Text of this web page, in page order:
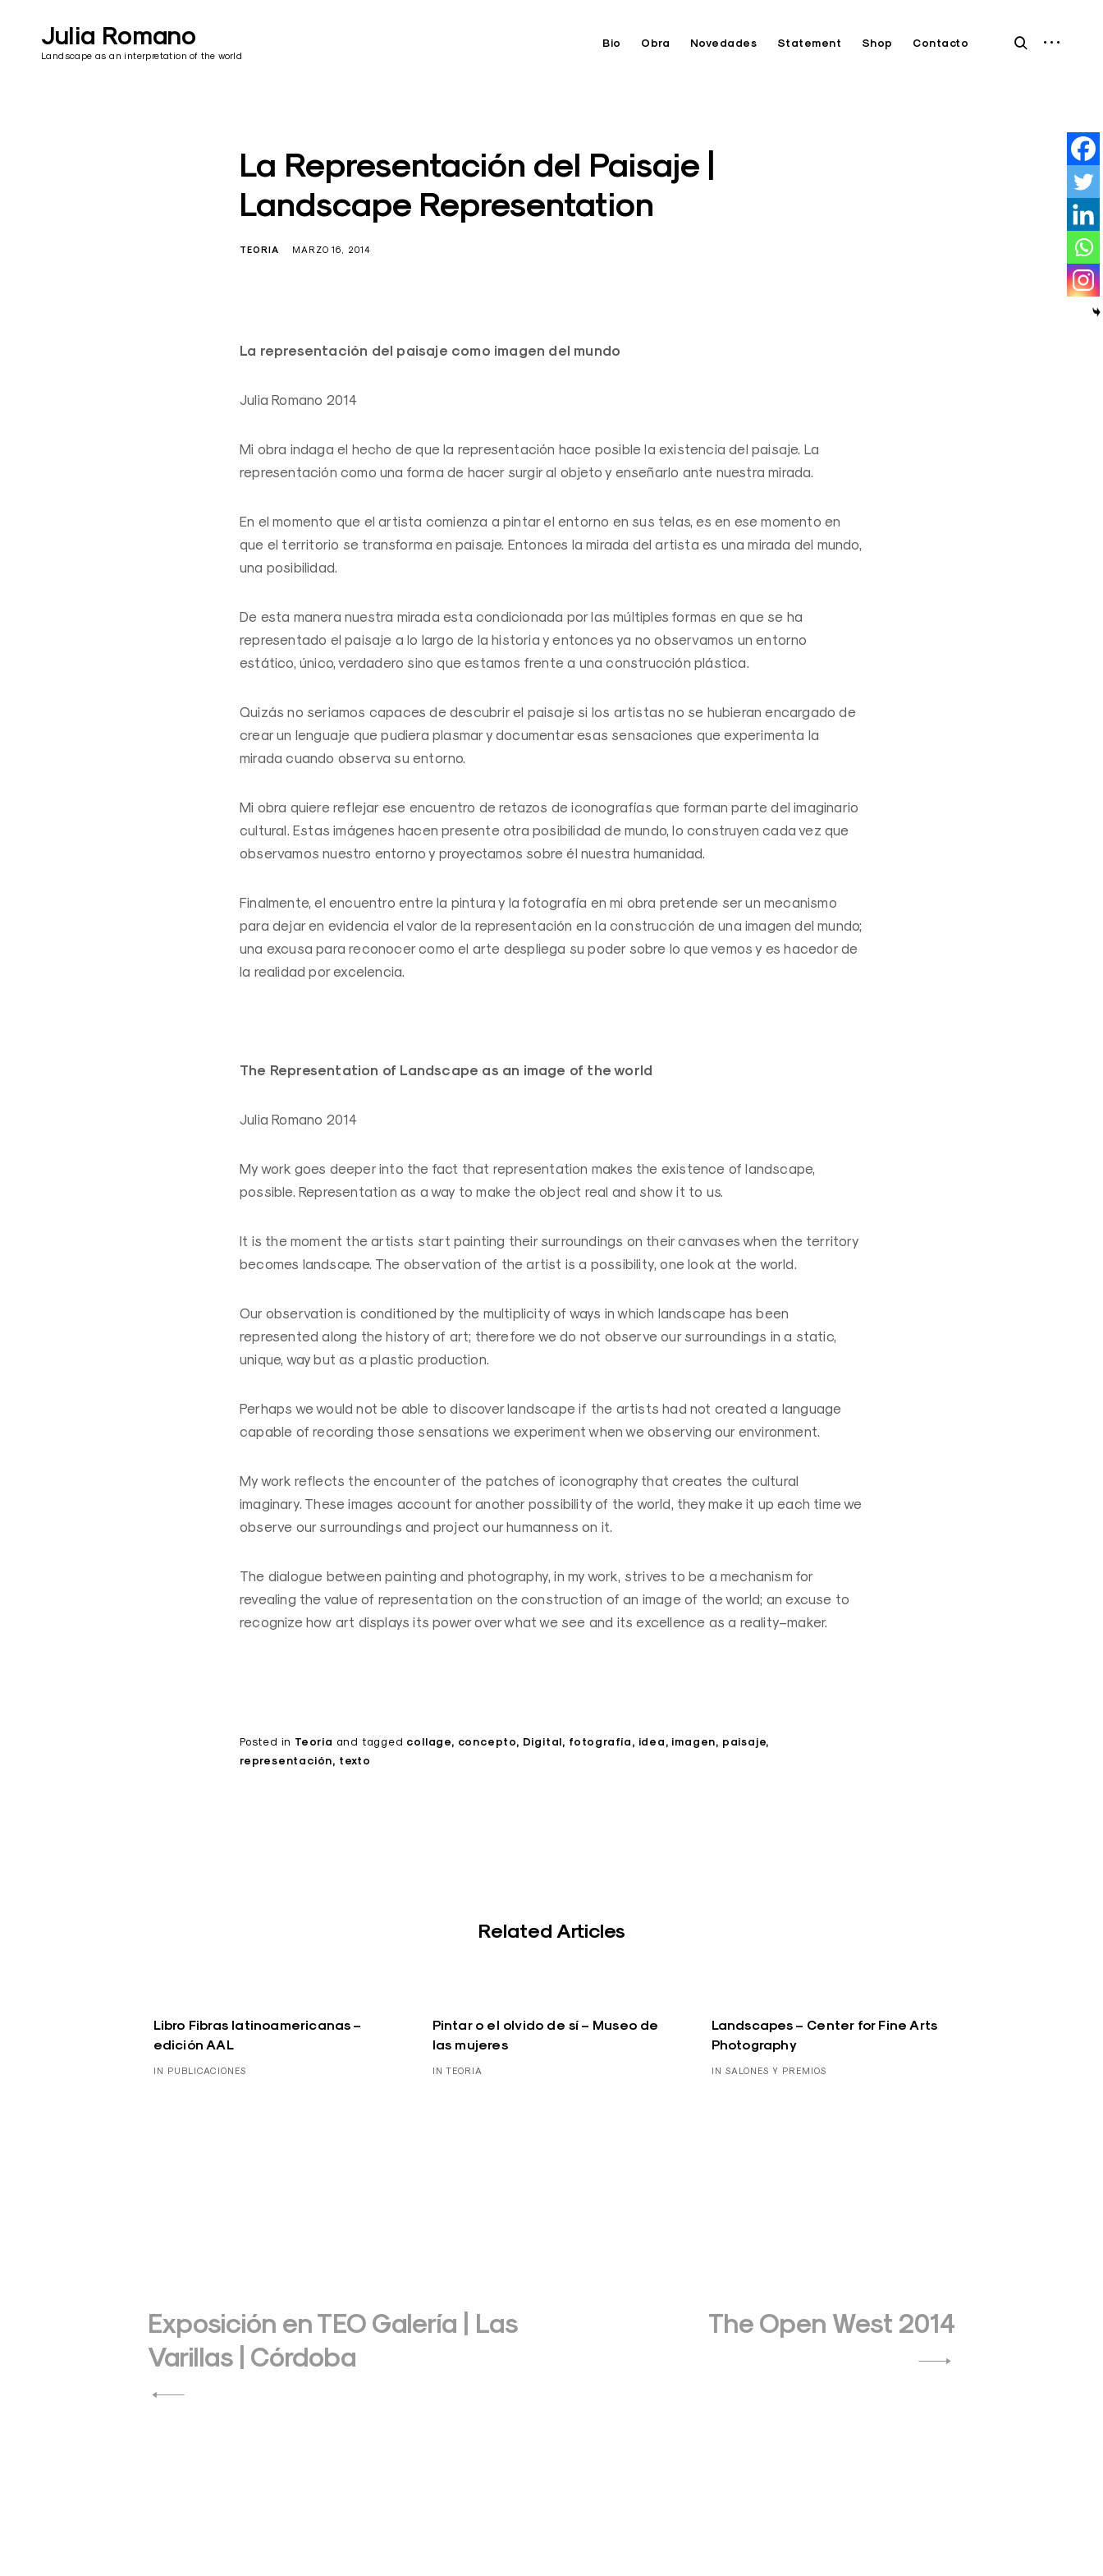
contentJulia Romano
Landscape as an interpretation of the world
Bio Obra Novedades Statement Shop Contacto
open
open
La Representación del Paisaje |
Landscape Representation
TEORIA MARZO 16, 2014
La representación del paisaje como imagen del mundo
Julia Romano 2014
Mi obra indaga el hecho de que la representación hace posible la existencia del paisaje. La
representación como una forma de hacer surgir al objeto y enseñarlo ante nuestra mirada.
En el momento que el artista comienza a pintar el entorno en sus telas, es en ese momento en
que el territorio se transforma en paisaje. Entonces la mirada del artista es una mirada del mundo,
una posibilidad.
De esta manera nuestra mirada esta condicionada por las múltiples formas en que se ha
representado el paisaje a lo largo de la historia y entonces ya no observamos un entorno
estático, único, verdadero sino que estamos frente a una construcción plástica.
Quizás no seriamos capaces de descubrir el paisaje si los artistas no se hubieran encargado de
crear un lenguaje que pudiera plasmar y documentar esas sensaciones que experimenta la
mirada cuando observa su entorno.
Mi obra quiere reflejar ese encuentro de retazos de iconografías que forman parte del imaginario
cultural. Estas imágenes hacen presente otra posibilidad de mundo, lo construyen cada vez que
observamos nuestro entorno y proyectamos sobre él nuestra humanidad.
Finalmente, el encuentro entre la pintura y la fotografía en mi obra pretende ser un mecanismo
para dejar en evidencia el valor de la representación en la construcción de una imagen del mundo;
una excusa para reconocer como el arte despliega su poder sobre lo que vemos y es hacedor de
la realidad por excelencia.
The Representation of Landscape as an image of the world
Julia Romano 2014
My work goes deeper into the fact that representation makes the existence of landscape,
possible. Representation as a way to make the object real and show it to us.
It is the moment the artists start painting their surroundings on their canvases when the territory
becomes landscape. The observation of the artist is a possibility, one look at the world.
Our observation is conditioned by the multiplicity of ways in which landscape has been
represented along the history of art; therefore we do not observe our surroundings in a static,
unique, way but as a plastic production.
Perhaps we would not be able to discover landscape if the artists had not created a language
capable of recording those sensations we experiment when we observing our environment.
My work reflects the encounter of the patches of iconography that creates the cultural
imaginary. These images account for another possibility of the world, they make it up each time we
observe our surroundings and project our humanness on it.
The dialogue between painting and photography, in my work, strives to be a mechanism for
revealing the value of representation on the construction of an image of the world; an excuse to
recognize how art displays its power over what we see and its excellence as a reality–maker.
Posted in Teoria and tagged collage concepto Digital fotografía idea imagen paisaje
representación texto
Related Articles
Libro Fibras latinoamericanas –
edición AAL
IN PUBLICACIONES
Pintar o el olvido de sí – Museo de
las mujeres
IN TEORIA
Landscapes – Center for Fine Arts
Photography
IN SALONES Y PREMIOS
de
entradas
Exposición en TEO Galería | Las
Varillas | Córdoba
The Open West 2014